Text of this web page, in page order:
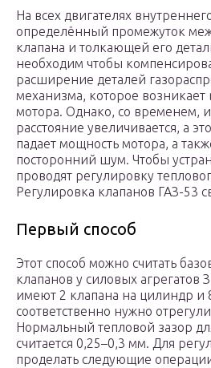
На всех двигателях
определённый промежуток
клапана и толкающей его
необходим чтобы
расширение деталей
механизма, которое возникает
мотора. Однако, со временем,
расстояние увеличивается, а
падает мощность мотора, а
посторонний шум. Чтобы
проводят регулировку
Регулировка клапанов ГАЗ-53
Первый способ
Этот способ можно считать
клапанов у силовых
имеют 2 клапана на цилиндр и
соответственно нужно
Нормальный тепловой зазор
считается 0,25–0,3 мм. Для
проделать следующие